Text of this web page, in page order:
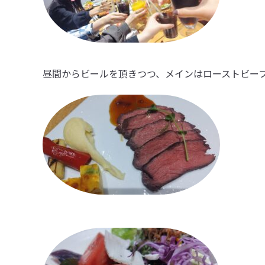
昼間からビールを頂きつつ、メインはローストビー